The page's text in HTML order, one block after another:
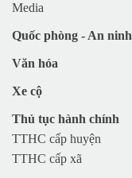
Media
Quốc phòng - An ninh
Văn hóa
Xe cộ
Thủ tục hành chính
TTHC cấp huyện
TTHC cấp xã